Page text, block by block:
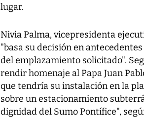
lugar.
Nivia Palma, vicepresidenta
"basa su decisión en
del emplazamiento solicitado".
rendir homenaje al Papa Juan
que tendría su instalación en la
sobre un estacionamiento
dignidad del Sumo Pontífice",